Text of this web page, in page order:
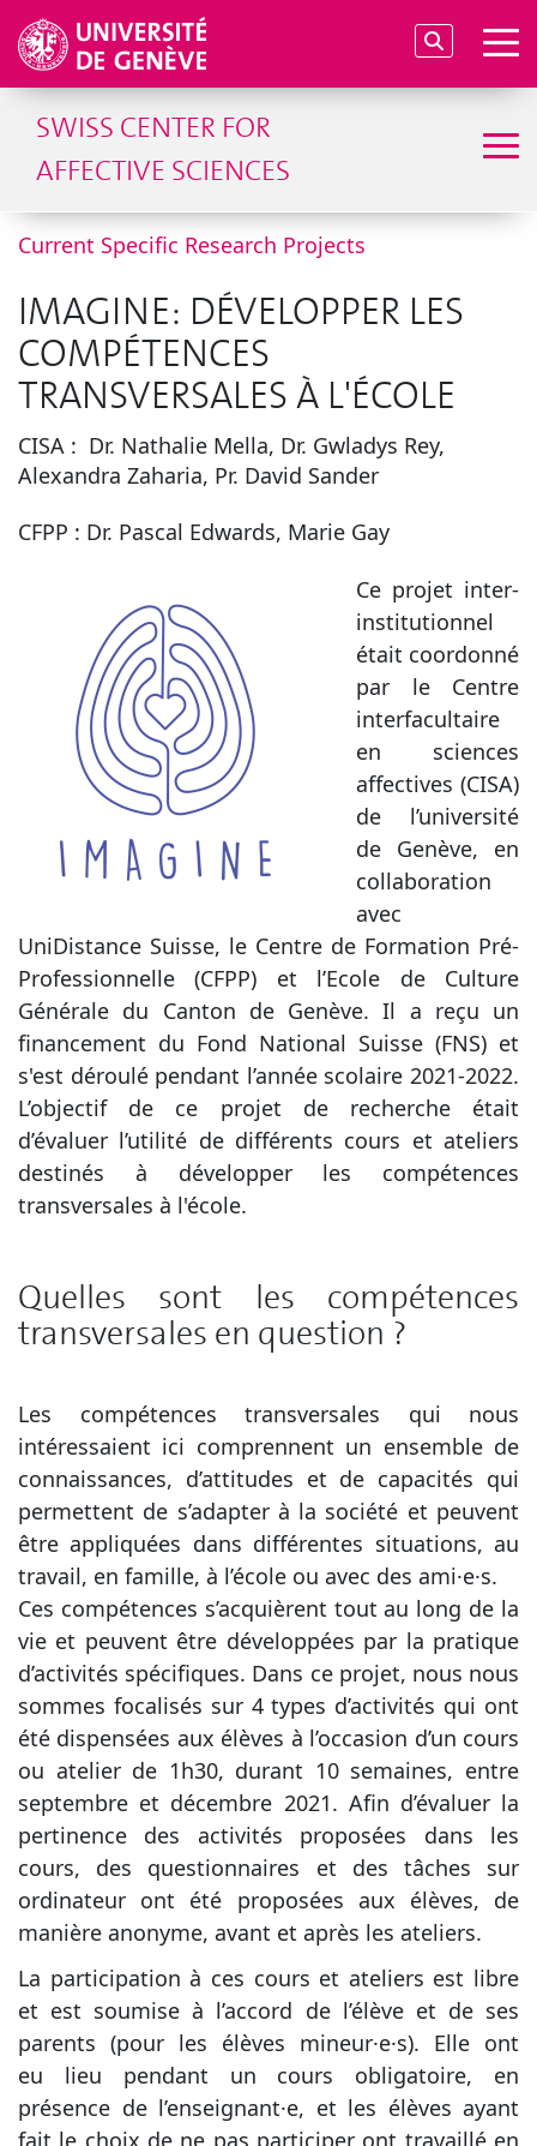
SWISS CENTER FOR
AFFECTIVE SCIENCES
Current Specific Research Projects
IMAGINE: DÉVELOPPER LES
COMPÉTENCES
TRANSVERSALES À L'ÉCOLE
CISA : Dr. Nathalie Mella, Dr. Gwladys Rey,
Alexandra Zaharia, Pr. David Sander
CFPP : Dr. Pascal Edwards, Marie Gay
Ce projet inter-
institutionnel
était coordonné
par le Centre
interfacultaire
en sciences
affectives (CISA)
de l’université
de Genève, en
collaboration
avec
UniDistance Suisse, le Centre de Formation Pré-
Professionnelle (CFPP) et l’Ecole de Culture
Générale du Canton de Genève. Il a reçu un
financement du Fond National Suisse (FNS) et
s'est déroulé pendant l’année scolaire 2021-2022.
L’objectif de ce projet de recherche était
d’évaluer l’utilité de différents cours et ateliers
destinés à développer les compétences
transversales à l'école.
Quelles sont les compétences
transversales en question ?
Les compétences transversales qui nous
intéressaient ici comprennent un ensemble de
connaissances, d’attitudes et de capacités qui
permettent de s’adapter à la société et peuvent
être appliquées dans différentes situations, au
travail, en famille, à l’école ou avec des ami·e·s.
Ces compétences s’acquièrent tout au long de la
vie et peuvent être développées par la pratique
d’activités spécifiques. Dans ce projet, nous nous
sommes focalisés sur 4 types d’activités qui ont
été dispensées aux élèves à l’occasion d’un cours
ou atelier de 1h30, durant 10 semaines, entre
septembre et décembre 2021. Afin d’évaluer la
pertinence des activités proposées dans les
cours, des questionnaires et des tâches sur
ordinateur ont été proposées aux élèves, de
manière anonyme, avant et après les ateliers.
La participation à ces cours et ateliers est libre
et est soumise à l’accord de l’élève et de ses
parents (pour les élèves mineur·e·s). Elle ont
eu lieu pendant un cours obligatoire, en
présence de l’enseignant·e, et les élèves ayant
fait le choix de ne pas participer ont travaillé en